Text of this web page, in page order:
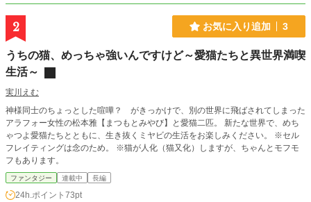
2 お気に入り追加 3
うちの猫、めっちゃ強いんですけど～愛猫たちと異世界満喫
生活～
実川えむ
神様同士のちょっとした喧嘩？ がきっかけで、別の世界に飛ばされてしまった
アラフォー女性の松本雅【まつもとみやび】と愛猫二匹。 新たな世界で、めち
ゃつよ愛猫たちとともに、生き抜くミヤビの生活をお楽しみください。 ※セル
フレイティングは念のため。 ※猫が人化（猫又化）しますが、ちゃんとモフモ
フもあります。
ファンタジー 連載中 長編
24h.ポイント 73pt